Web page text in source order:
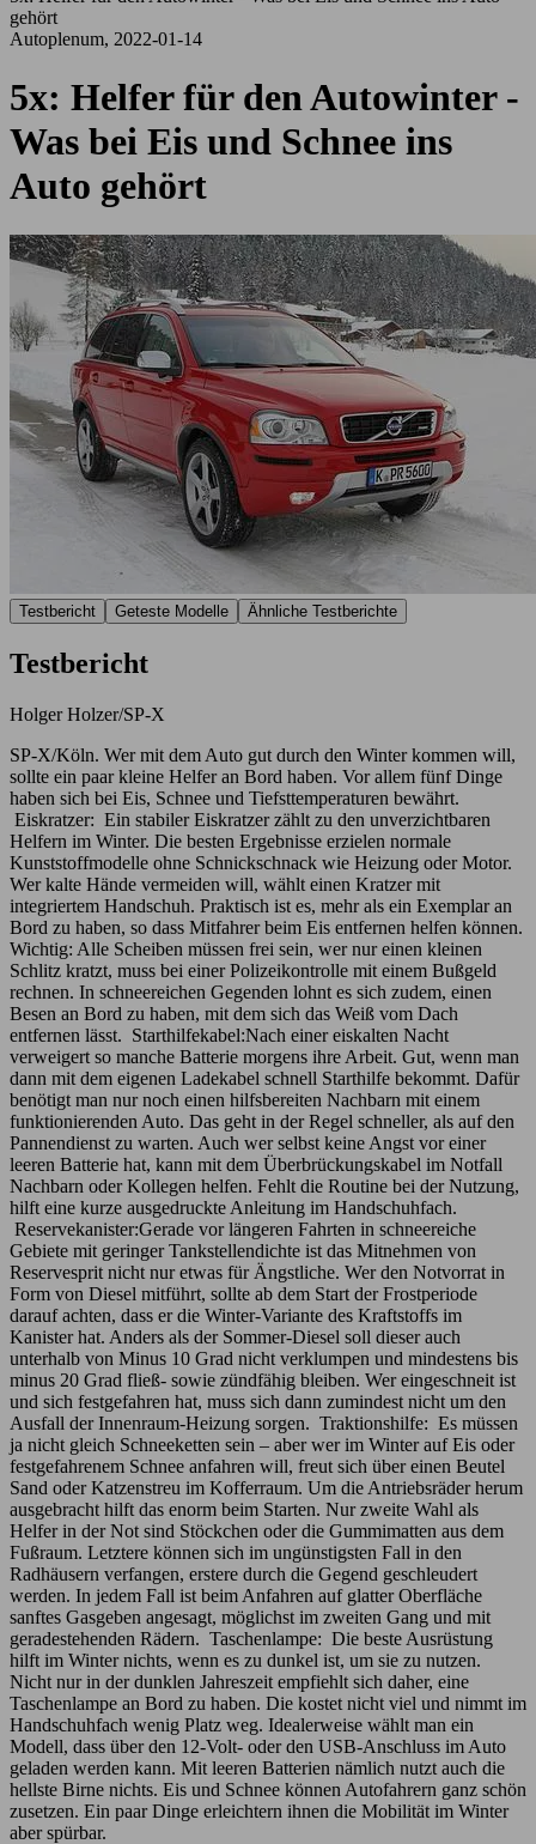
gehört
Autoplenum, 2022-01-14
5x: Helfer für den Autowinter -
Was bei Eis und Schnee ins
Auto gehört
Testbericht Geteste Modelle Ähnliche Testberichte
Testbericht
Holger Holzer/SP-X
SP-X/Köln. Wer mit dem Auto gut durch den Winter kommen will,
sollte ein paar kleine Helfer an Bord haben. Vor allem fünf Dinge
haben sich bei Eis, Schnee und Tiefsttemperaturen bewährt.
Eiskratzer: Ein stabiler Eiskratzer zählt zu den unverzichtbaren
Helfern im Winter. Die besten Ergebnisse erzielen normale
Kunststoffmodelle ohne Schnickschnack wie Heizung oder Motor.
Wer kalte Hände vermeiden will, wählt einen Kratzer mit
integriertem Handschuh. Praktisch ist es, mehr als ein Exemplar an
Bord zu haben, so dass Mitfahrer beim Eis entfernen helfen können.
Wichtig: Alle Scheiben müssen frei sein, wer nur einen kleinen
Schlitz kratzt, muss bei einer Polizeikontrolle mit einem Bußgeld
rechnen. In schneereichen Gegenden lohnt es sich zudem, einen
Besen an Bord zu haben, mit dem sich das Weiß vom Dach
entfernen lässt. Starthilfekabel:Nach einer eiskalten Nacht
verweigert so manche Batterie morgens ihre Arbeit. Gut, wenn man
dann mit dem eigenen Ladekabel schnell Starthilfe bekommt. Dafür
benötigt man nur noch einen hilfsbereiten Nachbarn mit einem
funktionierenden Auto. Das geht in der Regel schneller, als auf den
Pannendienst zu warten. Auch wer selbst keine Angst vor einer
leeren Batterie hat, kann mit dem Überbrückungskabel im Notfall
Nachbarn oder Kollegen helfen. Fehlt die Routine bei der Nutzung,
hilft eine kurze ausgedruckte Anleitung im Handschuhfach.
Reservekanister:Gerade vor längeren Fahrten in schneereiche
Gebiete mit geringer Tankstellendichte ist das Mitnehmen von
Reservesprit nicht nur etwas für Ängstliche. Wer den Notvorrat in
Form von Diesel mitführt, sollte ab dem Start der Frostperiode
darauf achten, dass er die Winter-Variante des Kraftstoffs im
Kanister hat. Anders als der Sommer-Diesel soll dieser auch
unterhalb von Minus 10 Grad nicht verklumpen und mindestens bis
minus 20 Grad fließ- sowie zündfähig bleiben. Wer eingeschneit ist
und sich festgefahren hat, muss sich dann zumindest nicht um den
Ausfall der Innenraum-Heizung sorgen. Traktionshilfe: Es müssen
ja nicht gleich Schneeketten sein – aber wer im Winter auf Eis oder
festgefahrenem Schnee anfahren will, freut sich über einen Beutel
Sand oder Katzenstreu im Kofferraum. Um die Antriebsräder herum
ausgebracht hilft das enorm beim Starten. Nur zweite Wahl als
Helfer in der Not sind Stöckchen oder die Gummimatten aus dem
Fußraum. Letztere können sich im ungünstigsten Fall in den
Radhäusern verfangen, erstere durch die Gegend geschleudert
werden. In jedem Fall ist beim Anfahren auf glatter Oberfläche
sanftes Gasgeben angesagt, möglichst im zweiten Gang und mit
geradestehenden Rädern. Taschenlampe: Die beste Ausrüstung
hilft im Winter nichts, wenn es zu dunkel ist, um sie zu nutzen.
Nicht nur in der dunklen Jahreszeit empfiehlt sich daher, eine
Taschenlampe an Bord zu haben. Die kostet nicht viel und nimmt im
Handschuhfach wenig Platz weg. Idealerweise wählt man ein
Modell, dass über den 12-Volt- oder den USB-Anschluss im Auto
geladen werden kann. Mit leeren Batterien nämlich nutzt auch die
hellste Birne nichts. Eis und Schnee können Autofahrern ganz schön
zusetzen. Ein paar Dinge erleichtern ihnen die Mobilität im Winter
aber spürbar.